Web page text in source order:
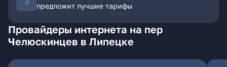
предложит лучшие тарифы
Провайдеры интернета на пер
Челюскинцев в Липецке